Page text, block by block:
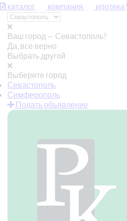
каталог компания ипотека
Ваш город — Севастополь?
Да, все верно
Выбрать другой
Выберите город
Севастополь
Симферополь
Подать объявление